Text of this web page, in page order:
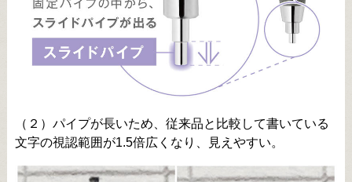
（２）パイプが長いため、従来品と比較して書いている
文字の視認範囲が1.5倍広くなり、見えやすい。